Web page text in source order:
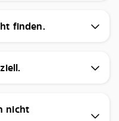
finden.
nicht